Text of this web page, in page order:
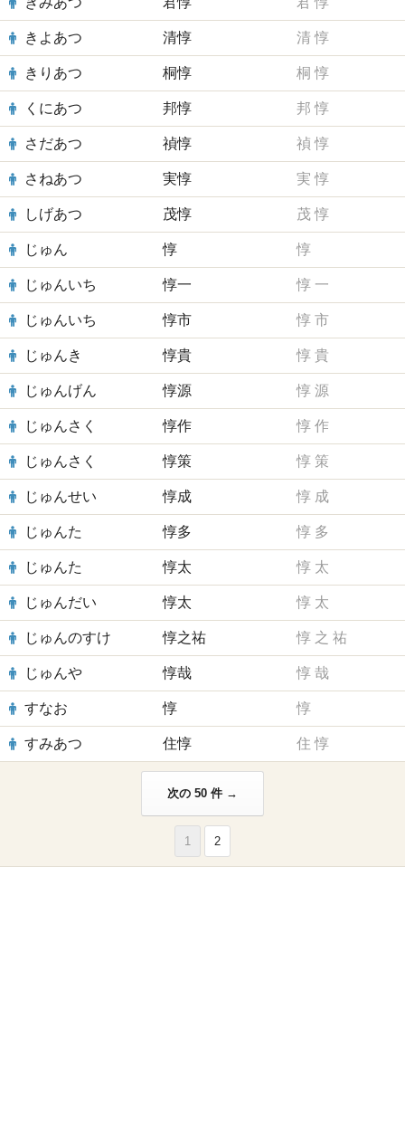
きよあつ 清惇 清 惇
きりあつ 桐惇 桐 惇
くにあつ 邦惇 邦 惇
さだあつ 禎惇 禎 惇
さねあつ 実惇 実 惇
しげあつ 茂惇 茂 惇
じゅん 惇 惇
じゅんいち 惇一 惇 一
じゅんいち 惇市 惇 市
じゅんき 惇貴 惇 貴
じゅんげん 惇源 惇 源
じゅんさく 惇作 惇 作
じゅんさく 惇策 惇 策
じゅんせい 惇成 惇 成
じゅんた 惇多 惇 多
じゅんた 惇太 惇 太
じゅんだい 惇太 惇 太
じゅんのすけ 惇之祐 惇 之 祐
じゅんや 惇哉 惇 哉
すなお 惇 惇
すみあつ 住惇 住 惇
次の 50 件 →
1 2